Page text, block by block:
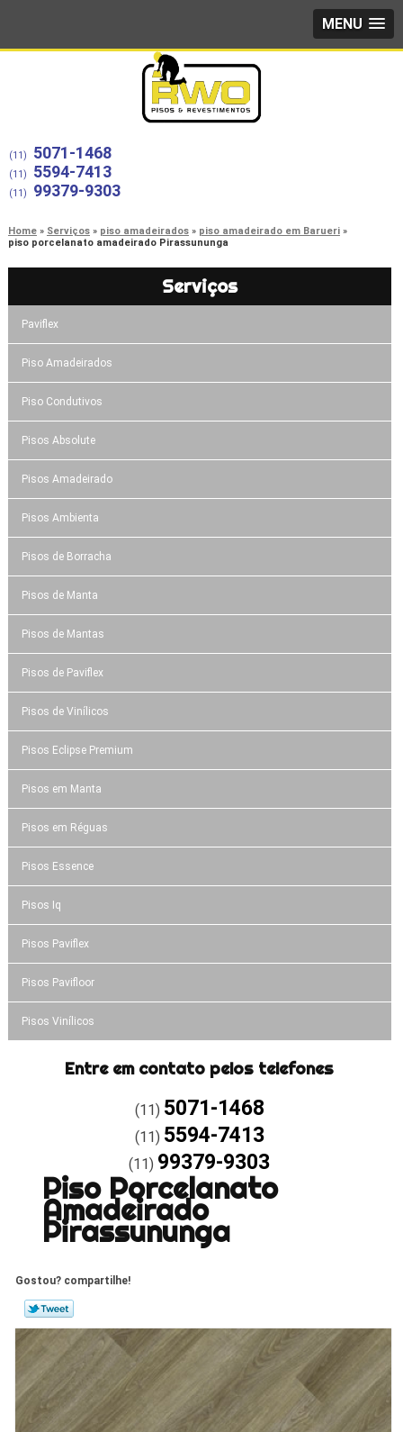
MENU
(11) 5071-1468
(11) 5594-7413
(11) 99379-9303
Home Serviços piso amadeirados
piso amadeirado em Barueri
piso porcelanato amadeirado Pirassununga
Serviços
Paviflex
Piso Amadeirados
Piso Condutivos
Pisos Absolute
Pisos Amadeirado
Pisos Ambienta
Pisos de Borracha
Pisos de Manta
Pisos de Mantas
Pisos de Paviflex
Pisos de Vinílicos
Pisos Eclipse Premium
Pisos em Manta
Pisos em Réguas
Pisos Essence
Pisos Iq
Pisos Paviflex
Pisos Pavifloor
Pisos Vinílicos
Entre em contato pelos telefones
(11) 5071-1468
(11) 5594-7413
(11) 99379-9303
Piso Porcelanato
Amadeirado
Pirassununga
Gostou? compartilhe!